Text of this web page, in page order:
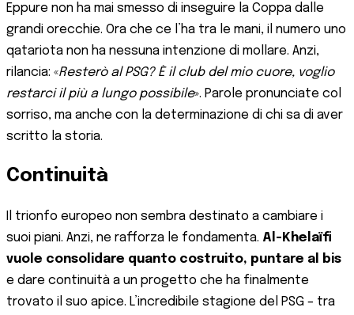
Eppure non ha mai smesso di inseguire la Coppa dalle
grandi orecchie. Ora che ce l’ha tra le mani, il numero uno
qatariota non ha nessuna intenzione di mollare. Anzi,
rilancia: «Resterò al PSG? È il club del mio cuore, voglio
restarci il più a lungo possibile». Parole pronunciate col
sorriso, ma anche con la determinazione di chi sa di aver
scritto la storia.
Continuità
Il trionfo europeo non sembra destinato a cambiare i
suoi piani. Anzi, ne rafforza le fondamenta. Al-Khelaïfi
vuole consolidare quanto costruito, puntare al bis
e dare continuità a un progetto che ha finalmente
trovato il suo apice. L’incredibile stagione del PSG – tra